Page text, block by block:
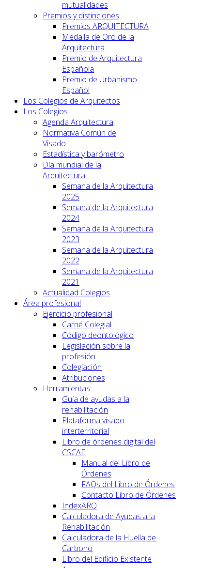
mutualidades
Premios y distinciones
Premios ARQUITECTURA
Medalla de Oro de la
Arquitectura
Premio de Arquitectura
Española
Premio de Urbanismo
Español
Los Colegios de Arquitectos
Los Colegios
Agenda Arquitectura
Normativa Común de
Visado
Estadística y barómetro
Día mundial de la
Arquitectura
Semana de la Arquitectura
2025
Semana de la Arquitectura
2024
Semana de la Arquitectura
2023
Semana de la Arquitectura
2022
Semana de la Arquitectura
2021
Actualidad Colegios
Área profesional
Ejercicio profesional
Carné Colegial
Código deontológico
Legislación sobre la
profesión
Colegiación
Atribuciones
Herramientas
Guía de ayudas a la
rehabilitación
Plataforma visado
interterritorial
Libro de órdenes digital del
CSCAE
Manual del Libro de
Órdenes
FAQs del Libro de Órdenes
Contacto Libro de Órdenes
IndexARQ
Calculadora de Ayudas a la
Rehabilitación
Calculadora de la Huella de
Carbono
Libro del Edificio Existente